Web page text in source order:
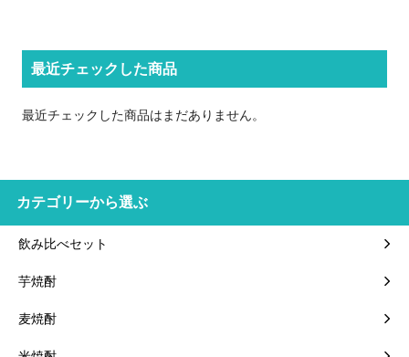
最近チェックした商品
最近チェックした商品はまだありません。
カテゴリーから選ぶ
飲み比べセット
芋焼酎
麦焼酎